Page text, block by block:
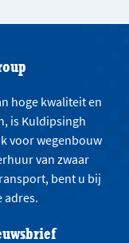
hoge kwaliteit en
is Kuldipsingh
voor wegenbouw
van zwaar
bent u bij
adres.